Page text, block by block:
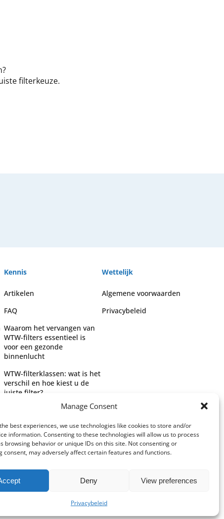
Manage Consent
best experiences, we use technologies like cookies to store and/or
information. Consenting to these technologies will allow us to process
browsing behavior or unique IDs on this site. Not consenting or
consent, may adversely affect certain features and functions.
Deny View preferences
Privacybeleid
filterkeuze.
Kennis
Artikelen
FAQ
Waarom het vervangen van
WTW-filters essentieel is
voor een gezonde
binnenlucht
WTW-filterklassen: wat is het
verschil en hoe kiest u de
juiste filter?
Complete gids voor WTW-
de juiste filter
Wettelijk
Algemene voorwaarden
Privacybeleid